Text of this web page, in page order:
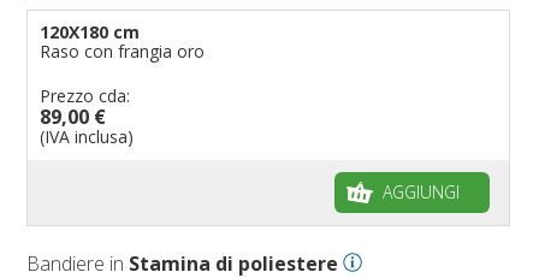
120X180 cm
Raso con frangia oro
Prezzo cda:
89,00 €
(IVA inclusa)
AGGIUNGI
Bandiere in Stamina di poliestere